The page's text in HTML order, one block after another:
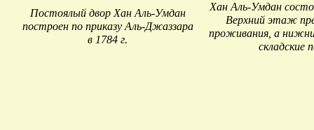
Постоялый двор Хан Аль-Умдан
построен по приказу Аль-Джаззара
в 1784 г.
Хан Аль-Умдан
Верхний этаж
проживания, а
складские